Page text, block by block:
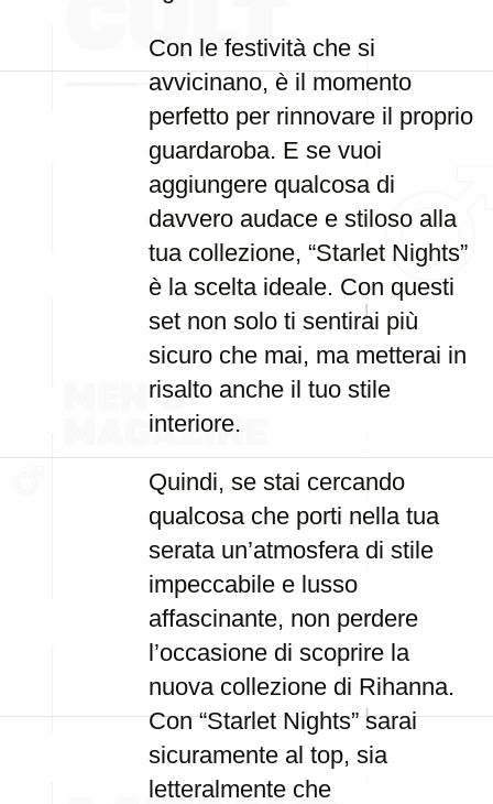
Con le festività che si
avvicinano, è il momento
perfetto per rinnovare il proprio
guardaroba. E se vuoi
aggiungere qualcosa di
davvero audace e stiloso alla
tua collezione, “Starlet Nights”
è la scelta ideale. Con questi
set non solo ti sentirai più
sicuro che mai, ma metterai in
risalto anche il tuo stile
interiore.
Quindi, se stai cercando
qualcosa che porti nella tua
serata un’atmosfera di stile
impeccabile e lusso
affascinante, non perdere
l’occasione di scoprire la
nuova collezione di Rihanna.
Con “Starlet Nights” sarai
sicuramente al top, sia
letteralmente che